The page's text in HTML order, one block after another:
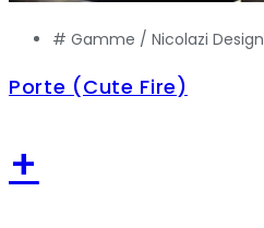
# Gamme / Nicolazi Design
Porte (Cute Fire)
+